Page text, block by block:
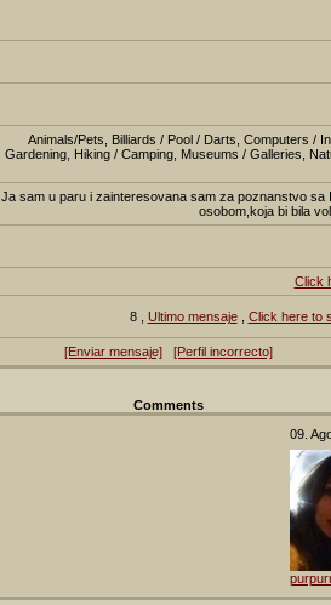
Animals/Pets, Billiards / Pool / Darts, Computers /
Gardening, Hiking / Camping, Museums / Galleries,
Ja sam u paru i zainteresovana sam za poznanstvo sa
osobom,koja bi bila
Click
8 , Ultimo mensaje, Click here to
[Enviar mensaje] [Perfil incorrecto]
Comments
09.